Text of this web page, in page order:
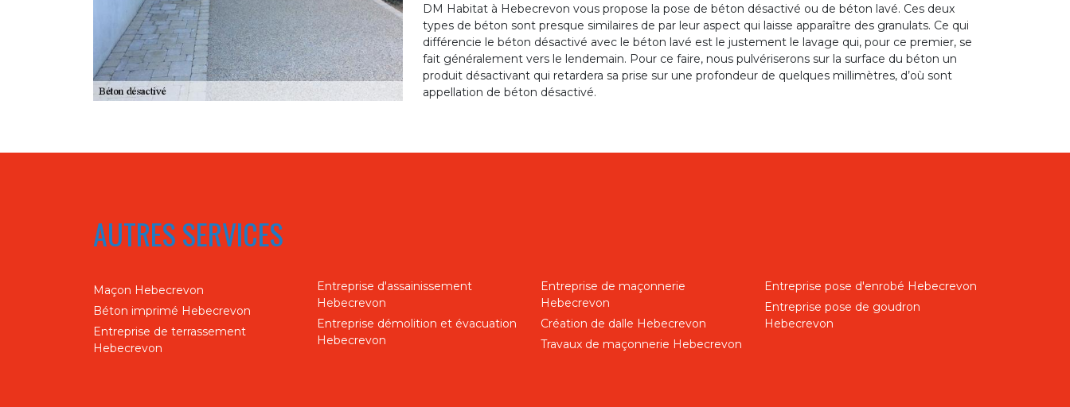
DM Habitat à Hebecrevon vous propose la pose de béton désactivé ou de béton lavé. Ces deux
types de béton sont presque similaires de par leur aspect qui laisse apparaître des granulats. Ce qui
différencie le béton désactivé avec le béton lavé est le justement le lavage qui, pour ce premier, se
fait généralement vers le lendemain. Pour ce faire, nous pulvériserons sur la surface du béton un
produit désactivant qui retardera sa prise sur une profondeur de quelques millimètres, d’où sont
appellation de béton désactivé.
AUTRES SERVICES
Maçon Hebecrevon
Béton imprimé Hebecrevon
Entreprise de terrassement
Hebecrevon
Entreprise d'assainissement
Hebecrevon
Entreprise démolition et évacuation
Hebecrevon
Entreprise de maçonnerie
Hebecrevon
Création de dalle Hebecrevon
Travaux de maçonnerie Hebecrevon
Entreprise pose d'enrobé Hebecrevon
Entreprise pose de goudron
Hebecrevon